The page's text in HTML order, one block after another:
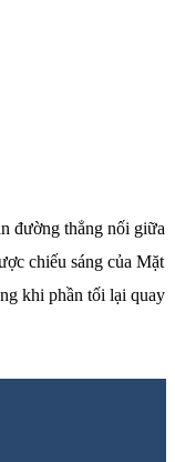
đường thẳng nối giữa
chiếu sáng của Mặt
khi phần tối lại quay